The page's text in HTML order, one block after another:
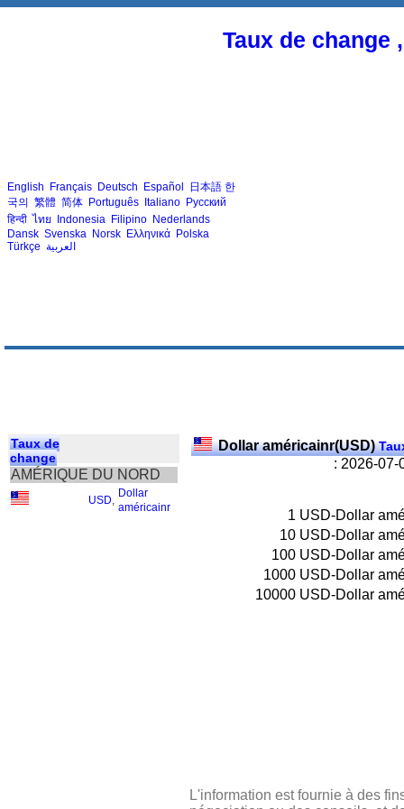
Taux de change
English Français Deutsch Español 日本語 한
국의 繁體 简体 Português Italiano Русский
हिन्दी ไทย Indonesia Filipino Nederlands
Dansk Svenska Norsk Ελληνικά Polska
Türkçe العربية
Taux de
change
AMÉRIQUE DU NORD
USD
Dollar
américainr
Dollar américainr(USD)
: 2026-07-
1 USD-Dollar
10 USD-Dollar
100 USD-Dollar
1000 USD-Dollar
10000 USD-Dollar
L'information est fournie à des